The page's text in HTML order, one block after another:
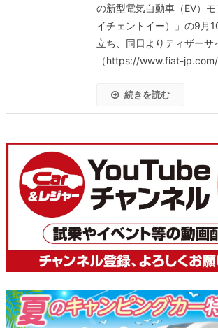
の新型電気自動車（EV）
イチェントイー）」の9月
立ち、同日よりティザーサ
（https://www.fiat-
続きを読む